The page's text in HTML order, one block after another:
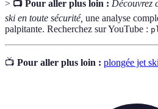
> 📺 Pour aller plus loin : Découvrez
ski en toute sécurité, une analyse
palpitante. Recherchez sur YouTube :
📺 Pour aller plus loin : plongée jet